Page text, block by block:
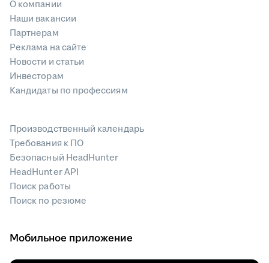
О компании
Наши вакансии
Партнерам
Реклама на сайте
Новости и статьи
Инвесторам
Кандидаты по профессиям
Производственный календарь
Требования к ПО
Безопасный HeadHunter
HeadHunter API
Поиск работы
Поиск по резюме
Мобильное приложение